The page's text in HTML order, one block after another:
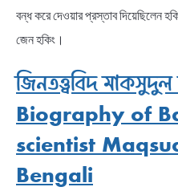
বন্ধ করে দেওয়ার প্রস্তাব দিয়েছিলেন
জেন হকিং।
জিনতত্ত্ববিদ
Biography of
scientist
Bengali